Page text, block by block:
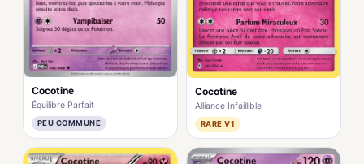
Cocotine
Équilibre Parfait
PEU COMMUNE
Cocotine
Alliance Infaillible
RARE V1